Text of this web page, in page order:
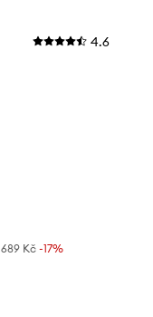
4.6
689 Kč -17%